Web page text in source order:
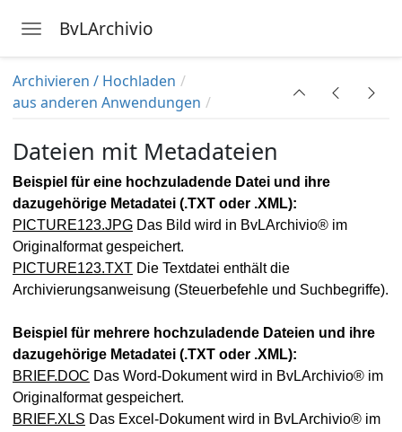
Toggle navigation
BvLArchivio
Archivieren / Hochladen
aus anderen Anwendungen
Dateien mit Metadateien
Beispiel für eine hochzuladende Datei und ihre
dazugehörige Metadatei (.TXT oder .XML):
PICTURE123.JPG Das Bild wird in BvLArchivio® im
Originalformat gespeichert.
PICTURE123.TXT Die Textdatei enthält die
Archivierungsanweisung (Steuerbefehle und Suchbegriffe).
Beispiel für mehrere hochzuladende Dateien und ihre
dazugehörige Metadatei (.TXT oder .XML):
BRIEF.DOC Das Word-Dokument wird in BvLArchivio® im
Originalformat gespeichert.
BRIEF.XLS Das Excel-Dokument wird in BvLArchivio® im